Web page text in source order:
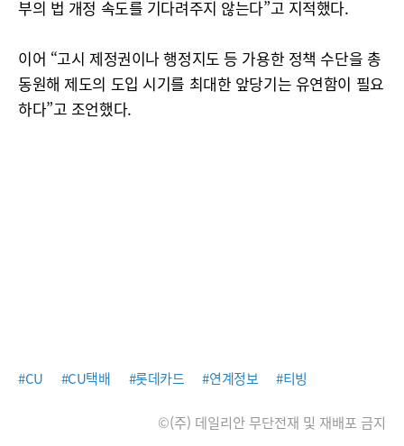
부의 법 개정 속도를 기다려주지 않는다”고 지적했다.
이어 “고시 제정권이나 행정지도 등 가용한 정책 수단을 총
동원해 제도의 도입 시기를 최대한 앞당기는 유연함이 필요
하다”고 조언했다.
#CU #CU택배 #롯데카드 #연계정보 #티빙
©(주) 데일리안 무단전재 및 재배포 금지